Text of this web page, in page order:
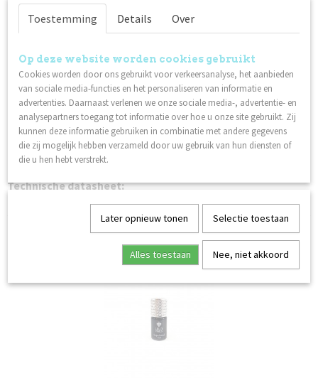
Maak de nagelplaat schoon met Scrub. Zorg ervoor dat je
de nagelplaat na deze stap niet aanraakt.
minuten drogen.
Breng een dunne laag Lilli Nails Nagellak naar keuze aan.
Laat 2 - 3 minuten drogen. Herhaal deze stap nog een
keer voor het beste resultaat.
Werk af met een dunne laag Nagellak Top Coat. Laat 1
minuut drogen. Een extra laag topcoat zorgt voor een
betere houdbaarheid.
Technische datasheet:
Toestemming Details Over
Op deze website worden cookies gebruikt
Cookies worden door ons gebruikt voor verkeersanalyse, het aanbieden
van sociale media-functies en het personaliseren van informatie en
advertenties. Daarnaast verlenen we onze sociale media-, advertentie- en
analysepartners toegang tot informatie over hoe u onze site gebruikt. Zij
kunnen deze informatie gebruiken in combinatie met andere gegevens
die zij mogelijk hebben verzameld door uw gebruik van hun diensten of
die u hen hebt verstrekt.
Later opnieuw tonen Selectie toestaan
Alles toestaan Nee, niet akkoord